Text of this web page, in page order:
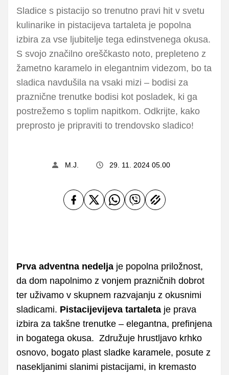
Sladice s pistacijo so trenutno pravi hit v svetu
kulinarike in pistacijeva tartaleta je popolna
izbira za vse ljubitelje tega edinstvenega okusa.
S svojo značilno oreščkasto noto, prepleteno z
žametno karamelo in elegantnim videzom, bo ta
sladica navdušila na vsaki mizi – bodisi za
praznične trenutke bodisi kot posladek, ki ga
postrežemo s toplim napitkom. Odkrijte, kako
preprosto je pripraviti to trendovsko sladico!
M.J. 29. 11. 2024 05.00
Prva adventna nedelja je popolna priložnost,
da dom napolnimo z vonjem prazničnih dobrot
ter uživamo v skupnem razvajanju z okusnimi
sladicami. Pistacijevijeva tartaleta je prava
izbira za takšne trenutke – elegantna, prefinjena
in bogatega okusa. Združuje hrustljavo krhko
osnovo, bogato plast sladke karamele, posute z
nasekljanimi slanimi pistacijami, in kremasto